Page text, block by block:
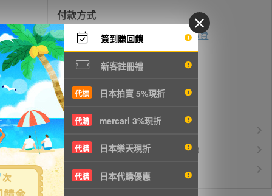
簽到賺回饋
新客註冊禮
代標 日本拍賣 5%現折
代購 mercari 3%現折
代購 日本樂天現折
代購 日本代購優惠
付款方式
即時付款 ATM轉帳 超商代碼繳費
先買後付 zingala銀角零卡
優惠活動
免服務費
空運優惠 運費$150/KG起(以克計價)
VIP會員 白金會員升等優惠